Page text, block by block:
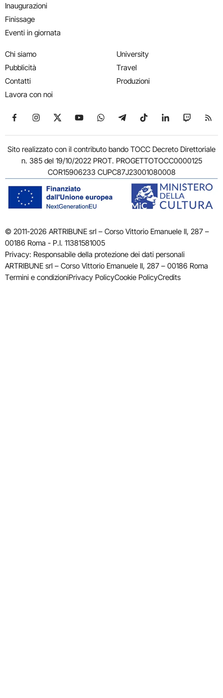
Inaugurazioni
Finissage
Eventi in giornata
Chi siamo
Pubblicità
Contatti
Lavora con noi
University
Travel
Produzioni
Seguici su Facebook
Seguici su Instagram
Seguici su X
Seguici su YouTube
Seguici su WhatsApp
Seguici su Telegram
Seguici su TikTok
Seguici su
Seguici
Sito realizzato con il contributo bando TOCC Decreto Direttoriale
n. 385 del 19/10/2022 PROT. PROGETTOTOCC0000125
COR15906233 CUPC87J23001080008
© 2011-2026 ARTRIBUNE srl – Corso Vittorio Emanuele II, 287 –
00186 Roma - P.I. 11381581005
Privacy: Responsabile della protezione dei dati personali
ARTRIBUNE srl – Corso Vittorio Emanuele II, 287 – 00186 Roma
Termini e condizioniPrivacy PolicyCookie PolicyCredits